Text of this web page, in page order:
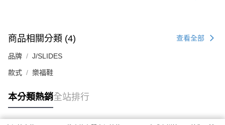
商品相關分類 (4) 查看全部
品牌 J/SLIDES
款式 樂福鞋
本分類熱銷全站排行